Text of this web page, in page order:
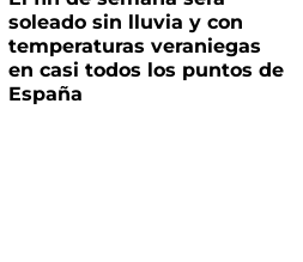
soleado sin lluvia y con
temperaturas veraniegas
en casi todos los puntos de
España